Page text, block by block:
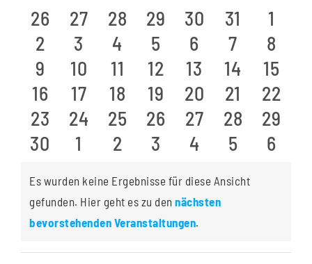
und
Veranstaltungen
0
Veranstaltungen
26
0
Veranstaltungen
27
0
Veranstaltungen
28
0
Veranstaltungen
29
0
30
0
31
0
1
0
Veranstaltungen
2
0
Veranstaltungen
3
0
Veranstaltungen
4
0
Veranstaltungen
5
0
6
0
7
0
8
0
Veranstaltungen
9
0
Veranstaltungen
10
0
Veranstaltungen
11
0
Veranstaltungen
12
0
13
0
14
0
15
0
Veranstaltungen
16
0
Veranstaltungen
17
0
Veranstaltungen
18
0
Veranstaltungen
19
0
20
0
21
0
22
0
Veranstaltungen
23
0
Veranstaltungen
24
0
Veranstaltungen
25
0
Veranstaltungen
26
0
27
0
28
0
29
0
30
0
1
0
2
0
3
0
4
0
5
0
6
Hinweis
Es wurden keine Ergebnisse für diese Ansicht
gefunden. Hier geht es zu den nächsten
bevorstehenden Veranstaltungen.